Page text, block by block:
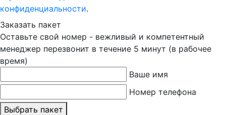
конфиденциальности.
Заказать пакет
Оставьте свой номер - вежливый и компетентный
менеджер перезвонит в течение 5 минут (в рабочее
время)
Ваше имя
Номер телефона
Выбрать пакет